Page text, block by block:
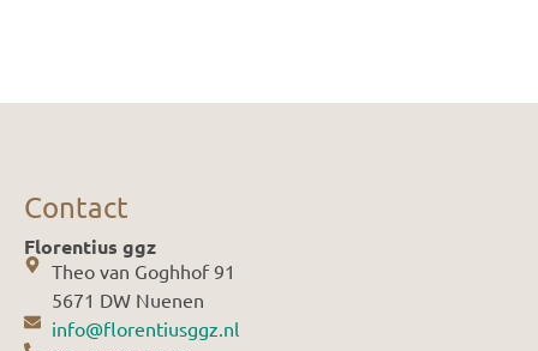
Contact
Florentius ggz
Theo van Goghhof 91
5671 DW Nuenen
info@florentiusggz.nl